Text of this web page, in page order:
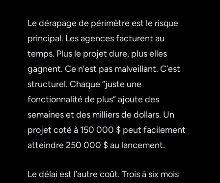
Le dérapage de périmètre est le risque
principal. Les agences facturent au
temps. Plus le projet dure, plus elles
gagnent. Ce n’est pas malveillant. C’est
structurel. Chaque “juste une
fonctionnalité de plus” ajoute des
semaines et des milliers de dollars. Un
projet coté à 150 000 $ peut facilement
atteindre 250 000 $ au lancement.
Le délai est l’autre coût. Trois à six mois